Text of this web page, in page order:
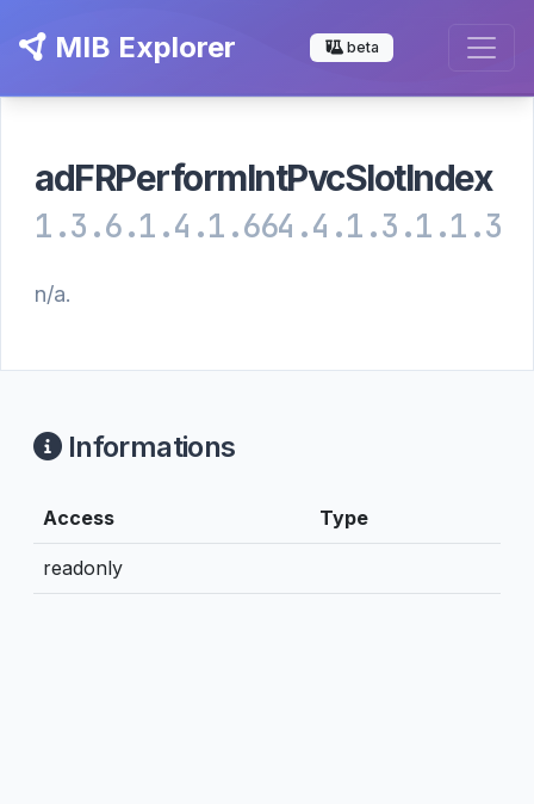
MIB Explorer beta
adFRPerformIntPvcSlotIndex
1.3.6.1.4.1.664.4.1.3.1.1.3
n/a.
Informations
Access Type
readonly